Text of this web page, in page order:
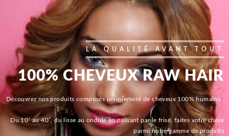
LA QUALITÉ AVANT TOUT
100% CHEVEUX RAW HAIR
Découvrez nos produits composés uniquement de cheveux 100% humains.
Du 10′ au 40′, du lisse au ondulé en passant par le frisé, faites votre choix
parmi notre gamme de produits